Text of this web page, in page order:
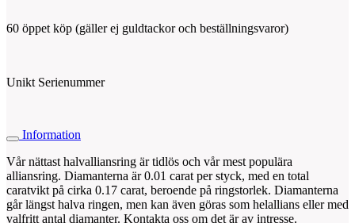
60 öppet köp (gäller ej guldtackor och beställningsvaror)
Unikt Serienummer
Information
Vår nättast halvalliansring är tidlös och vår mest populära
alliansring. Diamanterna är 0.01 carat per styck, med en total
caratvikt på cirka 0.17 carat, beroende på ringstorlek. Diamanterna
går längst halva ringen, men kan även göras som helallians eller med
valfritt antal diamanter. Kontakta oss om det är av intresse.